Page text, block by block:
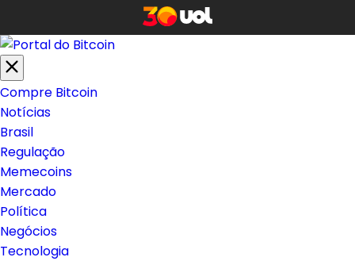
Compre Bitcoin
Notícias
Brasil
Regulação
Memecoins
Mercado
Política
Negócios
Tecnologia